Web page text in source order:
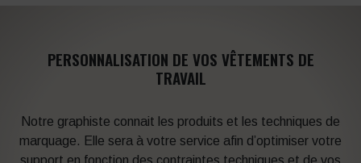
PERSONNALISATION DE VOS VÊTEMENTS DE
TRAVAIL
Notre graphiste connait les produits et les techniques de
marquage. Elle sera à votre service afin d’optimiser votre
support en fonction des contraintes techniques et de vos